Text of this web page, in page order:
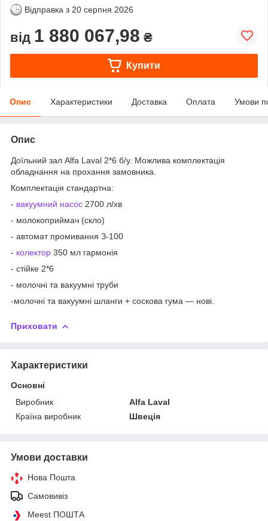
Відправка з 20 серпня 2026
від 1 880 067,98 ₴
Купити
Опис Характеристики Доставка Оплата Умови
Опис
Доїльний зал Alfa Laval 2*6 б/у. Можлива комплектація
обладнання на прохання замовника.
Комплектація стандартна:
- вакуумний насос 2700 л/хв
- молокоприймач (скло)
- автомат промивання З-100
- колектор 350 мл гармонія
- стійке 2*6
- молочні та вакуумні труби
-молочні та вакуумні шланги + соскова гума — нові.
Приховати
Характеристики
Основні
Виробник
Alfa Laval
Країна виробник
Швеція
Умови доставки
Нова Пошта
Самовивіз
Meest ПОШТА